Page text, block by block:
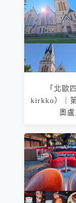
「北歐
kirkko）｜
奧